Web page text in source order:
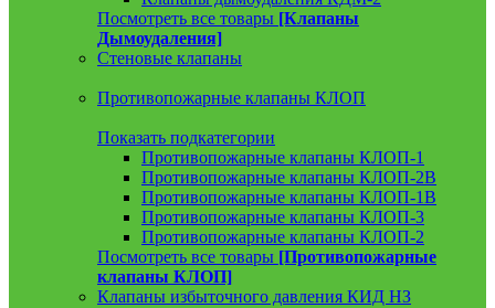
Посмотреть все товары [Клапаны
Дымоудаления]
Стеновые клапаны
Противопожарные клапаны КЛОП
Показать подкатегории
Противопожарные клапаны КЛОП-1
Противопожарные клапаны КЛОП-2В
Противопожарные клапаны КЛОП-1В
Противопожарные клапаны КЛОП-3
Противопожарные клапаны КЛОП-2
Посмотреть все товары [Противопожарные
клапаны КЛОП]
Клапаны избыточного давления КИД НЗ